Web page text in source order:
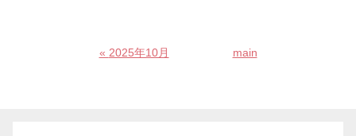
« 2025年10月 main